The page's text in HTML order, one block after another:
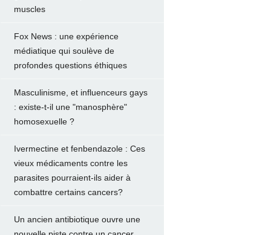
muscles
Fox News : une expérience
médiatique qui soulève de
profondes questions éthiques
Masculinisme, et influenceurs gays
: existe-t-il une "manosphère"
homosexuelle ?
Ivermectine et fenbendazole : Ces
vieux médicaments contre les
parasites pourraient-ils aider à
combattre certains cancers?
Un ancien antibiotique ouvre une